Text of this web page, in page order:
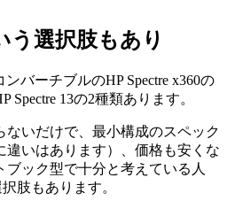
う選択肢もあり
ンバーチブルのHP Spectre x360の
Spectre 13の2種類あります。
ないだけで、最小構成のスペック
違いはあります）、価格も安くな
ブック型で十分と考えている人
肢もあります。